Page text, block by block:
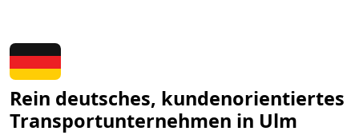
Rein deutsches, kundenorientiertes
Transportunternehmen in Ulm